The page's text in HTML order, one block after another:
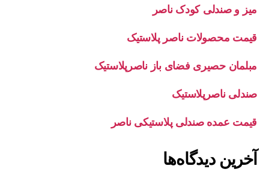
میز و صندلی کودک ناصر
قیمت محصولات ناصر پلاستیک
مبلمان حصیری فضای باز ناصرپلاستیک
صندلی ناصرپلاستیک
قیمت عمده صندلی پلاستیکی ناصر
آخرین دیدگاه‌ها